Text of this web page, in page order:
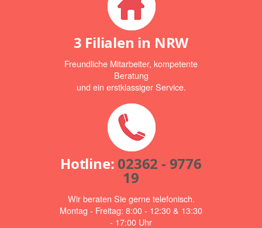
3 Filialen in NRW
Freundliche Mitarbeiter, kompetente
Beratung
und ein erstklassiger Service.
Hotline: 02362 - 9776
19
Wir beraten Sie gerne telefonisch.
Montag - Freitag: 8:00 - 12:30 & 13:30
- 17:00 Uhr